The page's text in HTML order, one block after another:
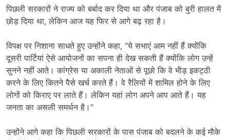
पिछली सरकारों ने राज्य को बर्बाद कर दिया था और पंजाब को बुरी हालत में
छोड़ दिया था, लेकिन आज यह फिर से आगे बढ़ रहा है।
विपक्ष पर निशाना साधते हुए उन्होंने कहा, “ये सभाएं आम नहीं हैं क्योंकि
दूसरी पार्टियां ऐसे आयोजनों का सपना ही देख सकती हैं क्योंकि लोग उन्हें
सुनने नहीं आते। कांग्रेस या अकाली नेताओं से पूछो कि वे भीड़ इकट्ठी
करने के लिए कितने पैसे खर्च करते हैं। वे रैलियों में शामिल होने के लिए
लोगों को किराए पर लाते हैं। लेकिन यहां लोग अपने आप आते हैं। यह
जनता का असली समर्थन है।”
उन्होंने आगे कहा कि पिछली सरकारों के पास पंजाब को बदलने के कई मौके